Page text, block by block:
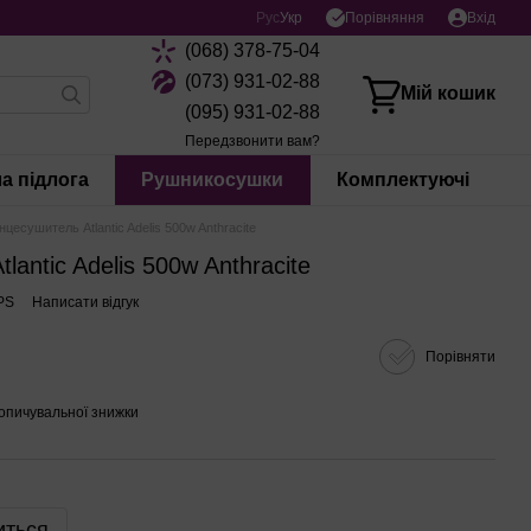
РусУкр Порівняння Вхід
(068) 378-75-04
(073) 931-02-88
(095) 931-02-88
Передзвонити вам?
Мій кошик
підлога Рушникосушки Комплектуючі
Atlantic Adelis 500w Anthracite
Adelis 500w Anthracite
Написати відгук
Порівняти
знижки